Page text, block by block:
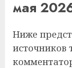
мая
Ниже
источников